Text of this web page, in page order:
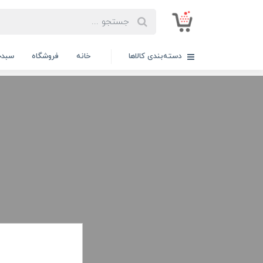
دسته‌بندی کالاها خانه فروشگاه